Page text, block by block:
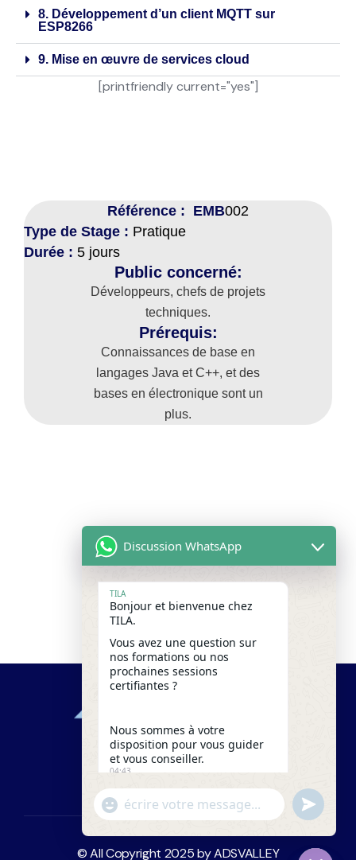
8. Développement d’un client MQTT sur
ESP8266
9. Mise en œuvre de services cloud
[printfriendly current="yes"]
Référence : EMB002
Type de Stage : Pratique
Durée : 5 jours
Public concerné:
Développeurs, chefs de projets
techniques.
Prérequis:
Connaissances de base en
langages Java et C++, et des
bases en électronique sont un
plus.
© All Copyright 2025 byADSVALLEY
Discussion WhatsApp
TILA
Bonjour et bienvenue chez
TILA.
Vous avez une question sur
nos formations ou nos
prochaines sessions
certifiantes ?
Nous sommes à votre
disposition pour vous guider
et vous conseiller.
04:43
"+chaty_settings.lang.emoji_picker+"
WhatsApp
Message